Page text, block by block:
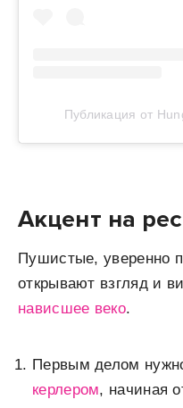
Публикация от
Акцент на
Пушистые, уверенно
открывают взгляд и
нависшее веко.
Первым делом
керлером, начиная